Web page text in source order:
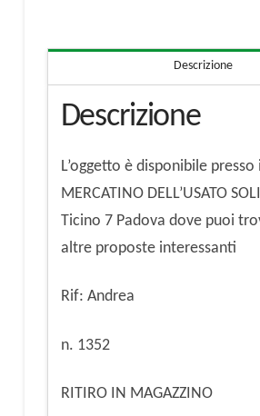
Descrizione
Descrizione
L’oggetto è disponibile presso il
MERCATINO DELL’USATO
Ticino 7 Padova dove puoi
altre proposte interessanti
Rif: Andrea
n. 1352
RITIRO IN MAGAZZINO